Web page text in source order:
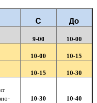
С До
9-00 10-00
10-00 10-15
10-15 10-30
10-30 10-40